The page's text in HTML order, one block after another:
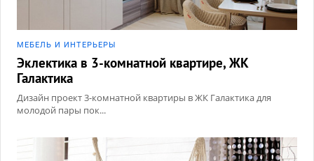
МЕБЕЛЬ И ИНТЕРЬЕРЫ
Эклектика в 3-комнатной квартире, ЖК
Галактика
Дизайн проект 3-комнатной квартиры в ЖК Галактика для
молодой пары пок...